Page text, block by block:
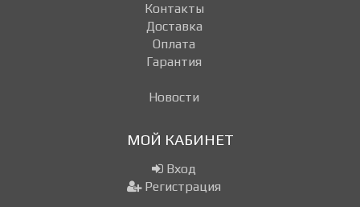
Контакты
Доставка
Оплата
Гарантия
Новости
МОЙ КАБИНЕТ
Вход
Регистрация